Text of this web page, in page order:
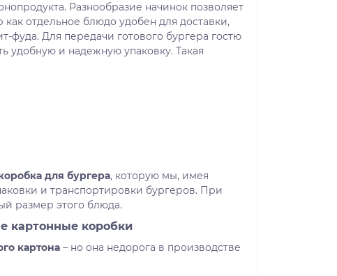
Разнообразие начинок позволяет
отдельное блюдо удобен для доставки,
фуда. Для передачи готового бургера гостю
удобную и надежную упаковку. Такая
для бургера, которую мы, имея
и транспортировки бургеров. При
размер этого блюда.
картонные коробки
картона – но она недорога в производстве